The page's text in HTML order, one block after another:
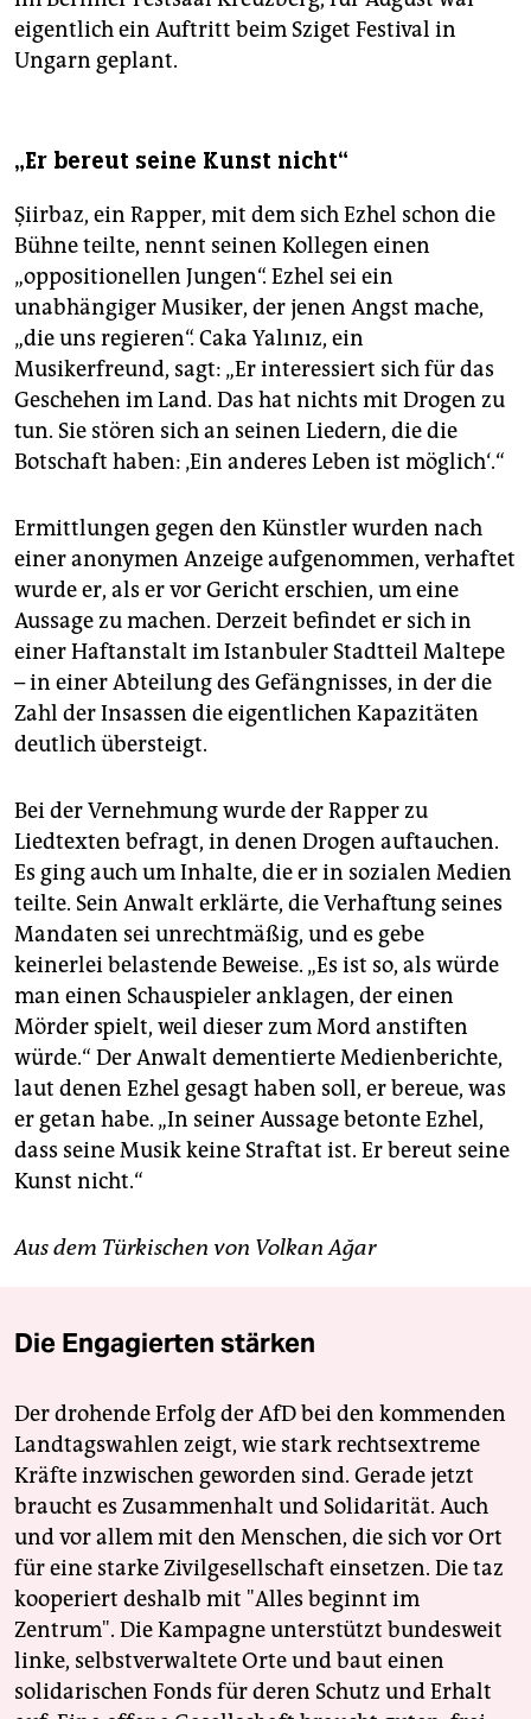
eigentlich ein Auftritt beim Sziget Festival in
Ungarn geplant.
„Er bereut seine Kunst nicht“
Şiirbaz, ein Rapper, mit dem sich Ezhel schon die
Bühne teilte, nennt seinen Kollegen einen
„oppositionellen Jungen“. Ezhel sei ein
unabhängiger Musiker, der jenen Angst mache,
„die uns regieren“. Caka Yalınız, ein
Musikerfreund, sagt: „Er interessiert sich für das
Geschehen im Land. Das hat nichts mit Drogen zu
tun. Sie stören sich an seinen Liedern, die die
Botschaft haben: ‚Ein anderes Leben ist möglich‘.“
Ermittlungen gegen den Künstler wurden nach
einer anonymen Anzeige aufgenommen, verhaftet
wurde er, als er vor Gericht erschien, um eine
Aussage zu machen. Derzeit befindet er sich in
einer Haftanstalt im Istanbuler Stadtteil Maltepe
– in einer Abteilung des Gefängnisses, in der die
Zahl der Insassen die eigentlichen Kapazitäten
deutlich übersteigt.
Bei der Vernehmung wurde der Rapper zu
Liedtexten befragt, in denen Drogen auftauchen.
Es ging auch um Inhalte, die er in sozialen Medien
teilte. Sein Anwalt erklärte, die Verhaftung seines
Mandaten sei unrechtmäßig, und es gebe
keinerlei belastende Beweise. „Es ist so, als würde
man einen Schauspieler anklagen, der einen
Mörder spielt, weil dieser zum Mord anstiften
würde.“ Der Anwalt dementierte Medienberichte,
laut denen Ezhel gesagt haben soll, er bereue, was
er getan habe. „In seiner Aussage betonte Ezhel,
dass seine Musik keine Straftat ist. Er bereut seine
Kunst nicht.“
Aus dem Türkischen von Volkan Ağar
Die Engagierten stärken
Der drohende Erfolg der AfD bei den kommenden
Landtagswahlen zeigt, wie stark rechtsextreme
Kräfte inzwischen geworden sind. Gerade jetzt
braucht es Zusammenhalt und Solidarität. Auch
und vor allem mit den Menschen, die sich vor Ort
für eine starke Zivilgesellschaft einsetzen. Die taz
kooperiert deshalb mit "Alles beginnt im
Zentrum". Die Kampagne unterstützt bundesweit
linke, selbstverwaltete Orte und baut einen
solidarischen Fonds für deren Schutz und Erhalt